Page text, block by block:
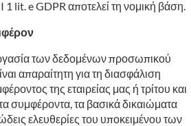
lit. e GDPR αποτελεί τη νομική βάση.
των δεδομένων προσωπικού
απαραίτητη για τη διασφάλιση
της εταιρείας μας ή τρίτου και
συμφέροντα, τα βασικά δικαιώματα
ελευθερίες του υποκειμένου των